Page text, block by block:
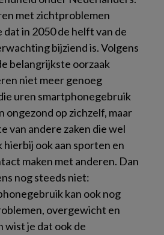
met zichtproblemen
dat in 2050 de helft van de
bijziend is. Volgens
belangrijkste oorzaak
niet meer genoeg
uren smartphonegebruik
ongezond op zichzelf, maar
van andere zaken die wel
hierbij ook aan sporten en
maken met anderen. Dan
nog steeds niet:
kan ook nog
overgewicht en
wist je dat ook de